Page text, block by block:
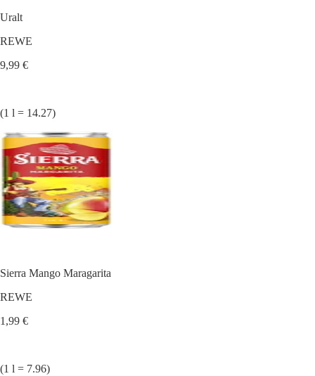
Uralt
REWE
9,99 €
(1 l = 14.27)
Sierra Mango Maragarita
REWE
1,99 €
(1 l = 7.96)